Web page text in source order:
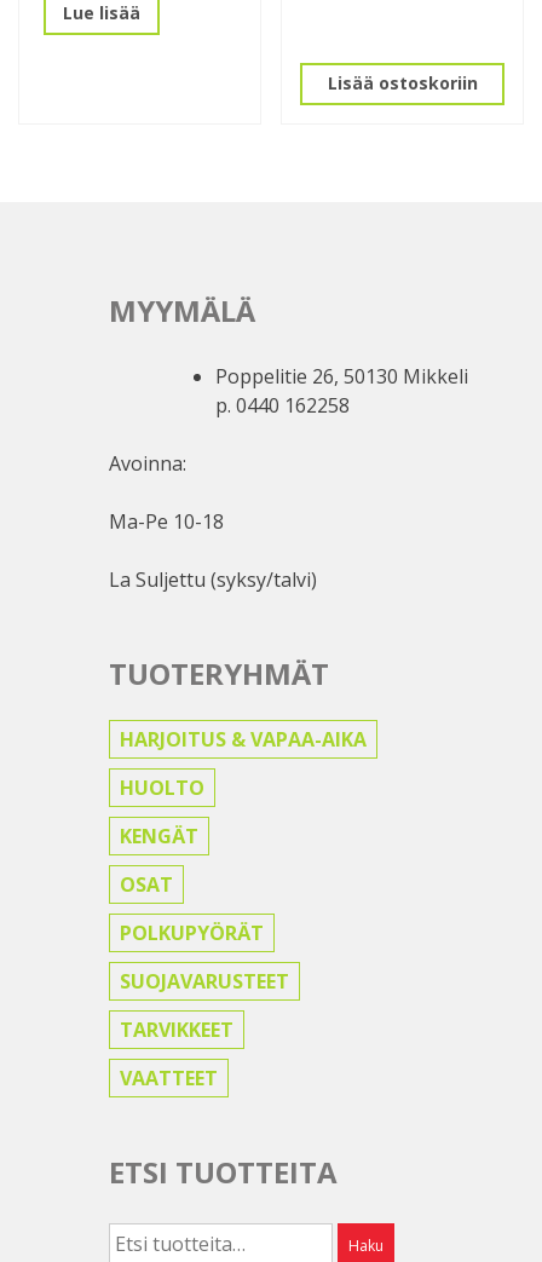
Lue lisää
Lisää ostoskoriin
MYYMÄLÄ
Poppelitie 26, 50130 Mikkeli
p. 0440 162258
Avoinna:
Ma-Pe 10-18
La Suljettu (syksy/talvi)
TUOTERYHMÄT
HARJOITUS & VAPAA-AIKA
HUOLTO
KENGÄT
OSAT
POLKUPYÖRÄT
SUOJAVARUSTEET
TARVIKKEET
VAATTEET
ETSI TUOTTEITA
Etsi: Haku